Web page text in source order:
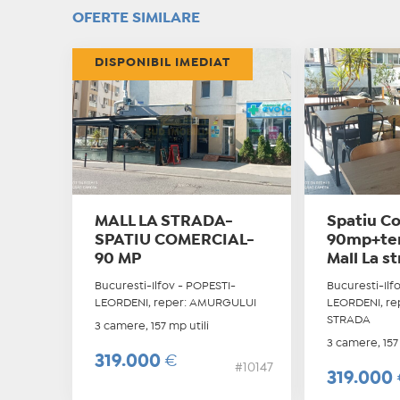
OFERTE SIMILARE
MALL LA STRADA-
SPATIU COMERCIAL-
90 MP
Bucuresti-Ilfov - POPESTI-
LEORDENI, reper: AMURGULUI
3 camere, 157 mp utili
319.000 € #10147
DISPONIBIL IMEDIAT
Spatiu
Mall La
Bucuresti-
LEORDENI,
STRADA
3 camere,
319.000